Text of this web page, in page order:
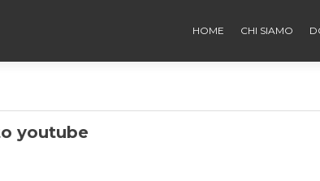
HOME CHI SIAMO
youtube